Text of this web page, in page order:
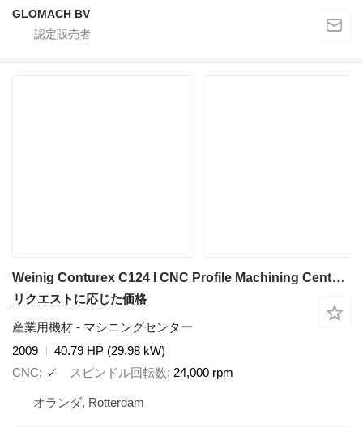
GLOMACH BV
Weinig Conturex C124 I CNC Profile Machining Center I 2009
リクエストに応じた価格
産業用機材 - マシニングセンター
2009
40.79 HP (29.98 kW)
CNC
✓ スピンドル回転数 24,000 rpm
オランダ, Rotterdam